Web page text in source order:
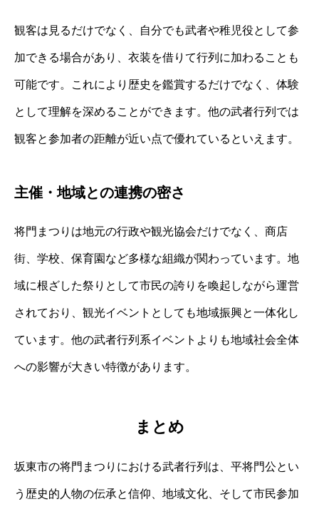
観客は見るだけでなく、自分でも武者や稚児役として参
加できる場合があり、衣装を借りて行列に加わることも
可能です。これにより歴史を鑑賞するだけでなく、体験
として理解を深めることができます。他の武者行列では
観客と参加者の距離が近い点で優れているといえます。
主催・地域との連携の密さ
将門まつりは地元の行政や観光協会だけでなく、商店
街、学校、保育園など多様な組織が関わっています。地
域に根ざした祭りとして市民の誇りを喚起しながら運営
されており、観光イベントとしても地域振興と一体化し
ています。他の武者行列系イベントよりも地域社会全体
への影響が大きい特徴があります。
まとめ
坂東市の将門まつりにおける武者行列は、平将門公とい
う歴史的人物の伝承と信仰、地域文化、そして市民参加